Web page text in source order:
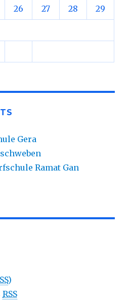
26 27 28 29
Gera
Ramat Gan
)
RSS